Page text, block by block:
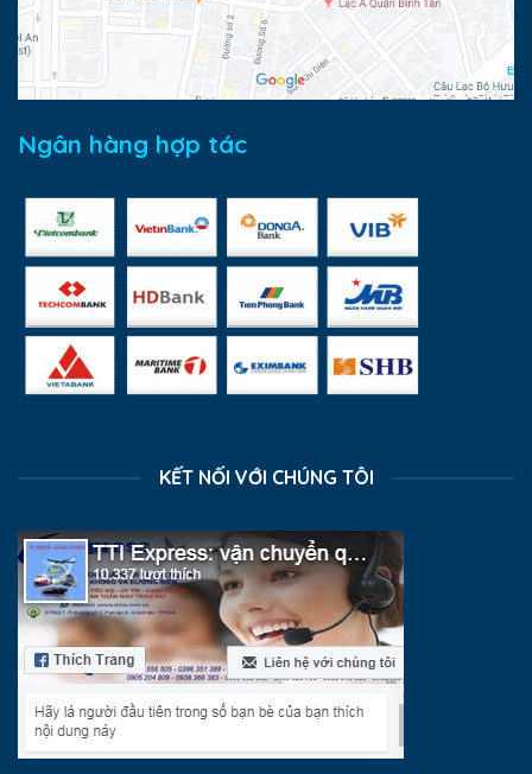
Ngân hàng hợp tác
KẾT NỐI VỚI CHÚNG TÔI